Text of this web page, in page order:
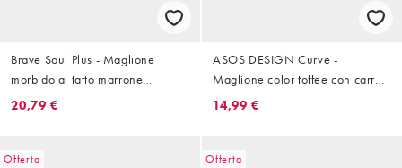
Brave Soul Plus - Maglione
morbido al tatto marrone
cioccolato con scollo a V
20,79 €
ASOS DESIGN Curve -
Maglione color toffee con carré
sfrangiato
14,99 €
Offerta Offerta